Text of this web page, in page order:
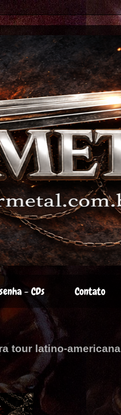
- CDs Contato
tour latino-americana